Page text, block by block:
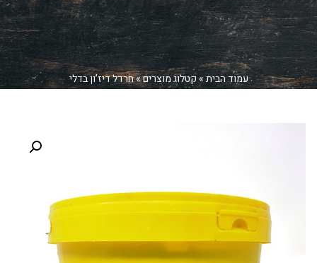
עמוד הבית»קטלוג מוצרים»חרדל דיז’ון בדלי